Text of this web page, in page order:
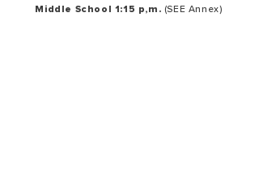
Middle School 1:15 p,m. (SEE Annex)